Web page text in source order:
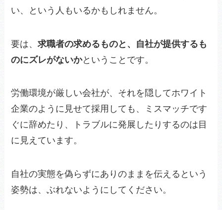
い、という人もいるかもしれません。
要は、求職者の求めるものと、自社が提供するも
のにズレがないかということです。
労働環境が厳しい会社が、それを隠してホワイト
企業のように見せて採用しても、ミスマッチです
ぐに辞めたり、トラブルに発展したりするのは目
に見えています。
自社の実態を偽らずにありのままを伝えるという
姿勢は、ぶれないようにしてください。